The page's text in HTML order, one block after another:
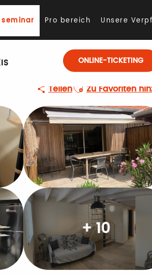
ONLINE-TICKETING
Pro bereich Unsere
TeilenAjouter aux favoris
Zu Favoriten
+ 10